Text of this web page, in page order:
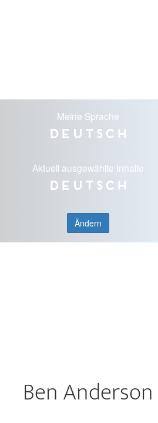
Meine Sprache
Deutsch
Aktuell ausgewählte Inhalte
Deutsch
Ändern
Ben Anderson